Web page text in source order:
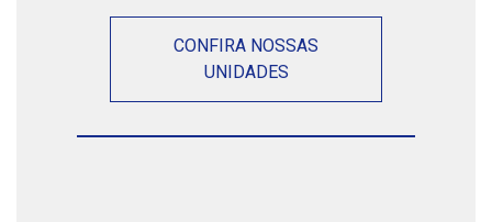
CONFIRA NOSSAS
UNIDADES